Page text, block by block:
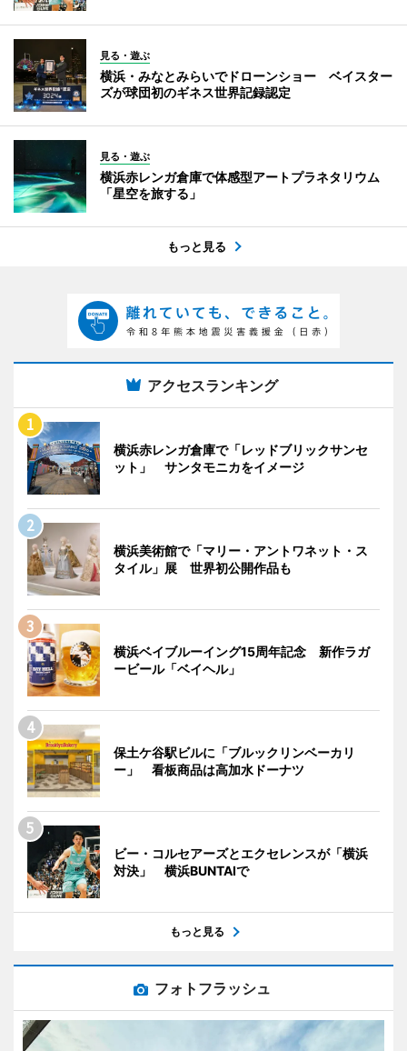
見る・遊ぶ
横浜・みなとみらいでドローンショー ベイスター
ズが球団初のギネス世界記録認定
見る・遊ぶ
横浜赤レンガ倉庫で体感型アートプラネタリウム
「星空を旅する」
もっと見る
アクセスランキング
横浜赤レンガ倉庫で「レッドブリックサンセ
ット」 サンタモニカをイメージ
横浜美術館で「マリー・アントワネット・ス
タイル」展 世界初公開作品も
横浜ベイブルーイング15周年記念 新作ラガ
ービール「ベイヘル」
保土ケ谷駅ビルに「ブルックリンベーカリ
ー」 看板商品は高加水ドーナツ
ビー・コルセアーズとエクセレンスが「横浜
対決」 横浜BUNTAIで
もっと見る
フォトフラッシュ